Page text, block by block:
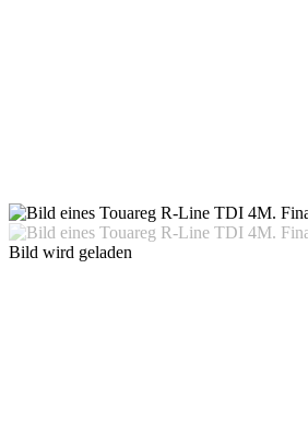
Bild wird geladen